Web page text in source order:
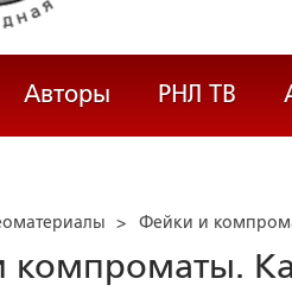
Авторы РНЛ ТВ
> Фейки и
компроматы.